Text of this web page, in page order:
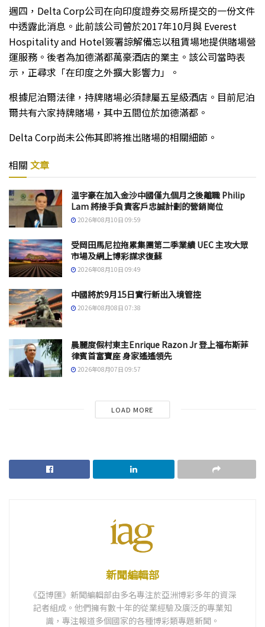
週四，Delta Corp公司在向印度證券交易所提交的一份文件
中透露此消息。此前該公司曾於2017年10月與 Everest
Hospitality and Hotel簽署諒解備忘以租賃場地提供賭場營
運服務。後者為加德滿都萬豪酒店的業主。該公司當時表
示，正尋求「在印度之外擴大影響力」。
根據尼泊爾法律，持牌賭場必須隸屬五星級酒店。目前尼泊
爾共有六家持牌賭場，其中五間位於加德滿都。
Delta Corp尚未公佈其即將推出賭場的相關細節。
相關 文章
温宇豪在加入金沙中國僅九個月之後離職 Philip
Lam 將接手負責客戶忠誠計劃的營銷崗位
2026年08月10日 09:59
受岡田馬尼拉拖累集團第二季業績 UEC 主攻大眾
市場及網上博彩謀求復蘇
2026年08月10日 09:49
中國將於9月15日實行新出入境管控
2026年08月08日 07:38
晨麗度假村東主Enrique Razon Jr 登上福布斯菲
律賓首富寶座 身家遙遙領先
2026年08月07日 09:57
LOAD MORE
新聞編輯部
《亞博匯》新聞編輯部由多名專注於亞洲博彩多年的資深
記者組成。他們擁有數十年的從業經驗及廣泛的專業知
識，專注報道多個國家的各種博彩類專題新聞。